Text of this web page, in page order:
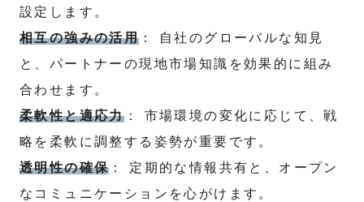
設定します。
相互の強みの活用 ： 自社のグローバルな知見
と、パートナーの現地市場知識を効果的に組み
合わせます。
柔軟性と適応力： 市場環境の変化に応じて、戦
略を柔軟に調整する姿勢が重要です。
透明性の確保 ： 定期的な情報共有と、オープン
なコミュニケーションを心がけます。